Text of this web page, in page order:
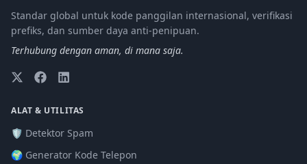
Standar global untuk kode panggilan internasional, verifikasi
prefiks, dan sumber daya anti-penipuan.
Terhubung dengan aman, di mana saja.
ALAT & UTILITAS
🛡️ Detektor Spam
🌍 Generator Kode Telepon